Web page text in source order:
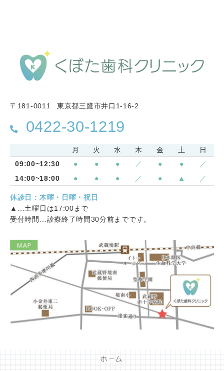
〒181-0011 東京都三鷹市井口1-16-2
0422-30-1219
月 火 水 木 金 土
日
09:00~12:30
● ● ● ／ ● ●
／
14:00~18:00
● ● ● ／ ● ▲ ／
休診日：木曜・日曜・祝日
▲…土曜日は17:00まで
受付時間…診療終了時間30分前までです。
ホーム